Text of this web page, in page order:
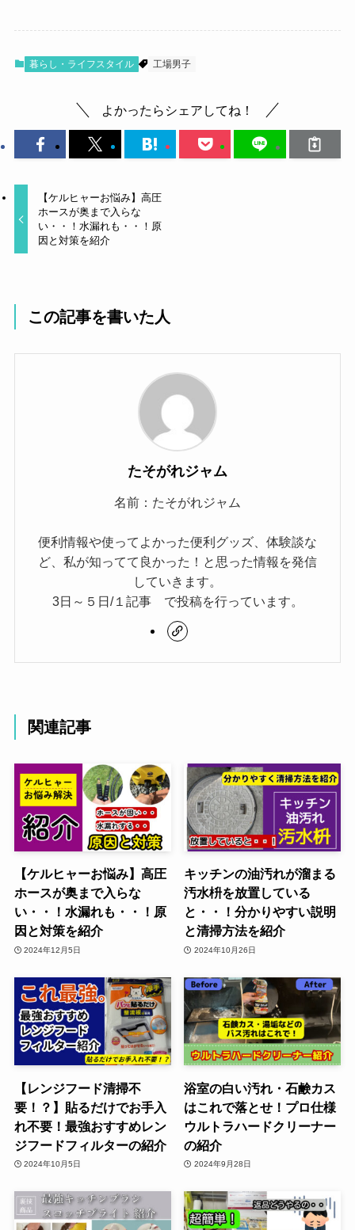
暮らし・ライフスタイル 工場男子
よかったらシェアしてね！
【ケルヒャーお悩み】高圧
ホースが奥まで入らな
い・・！水漏れも・・！原
因と対策を紹介
この記事を書いた人
たそがれジャム
名前：たそがれジャム
便利情報や使ってよかった便利グッズ、体験談な
ど、私が知ってて良かった！と思った情報を発信
していきます。
3日～５日/１記事 で投稿を行っています。
関連記事
【ケルヒャーお悩み】高圧
ホースが奥まで入らな
い・・！水漏れも・・！原
因と対策を紹介
2024年12月5日
キッチンの油汚れが溜まる
汚水枡を放置している
と・・！分かりやすい説明
と清掃方法を紹介
2024年10月26日
【レンジフード清掃不
要！？】貼るだけでお手入
れ不要！最強おすすめレン
ジフードフィルターの紹介
2024年10月5日
浴室の白い汚れ・石鹸カス
はこれで落とせ！プロ仕様
ウルトラハードクリーナー
の紹介
2024年9月28日